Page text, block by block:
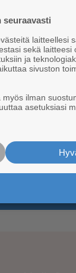
seuraavasti
laitteellesi
sekä laitteesi
ja
sivuston
ilman
asetuksiasi